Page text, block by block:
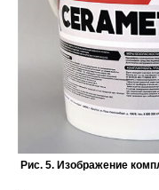
Рис. 5. Изображение